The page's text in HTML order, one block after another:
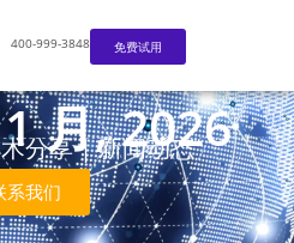
400-999-3848 免费试用
月, 2026
分享 | 新闻动态
系我们